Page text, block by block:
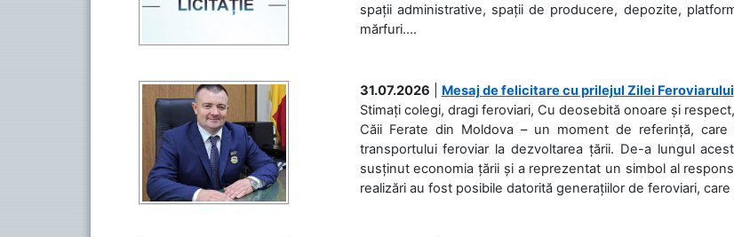
spații administrative, spații de producere, depozite,
mărfuri....
31.07.2026
Mesaj de felicitare cu prilejul Zilei Feroviarului
Stimați colegi, dragi feroviari, Cu deosebită onoare și
Căii Ferate din Moldova – un moment de referință,
transportului feroviar la dezvoltarea țării. De-a lungul
susținut economia țării și a reprezentat un simbol al
realizări au fost posibile datorită generațiilor de feroviari,